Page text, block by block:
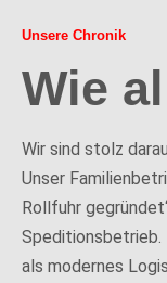
Unsere Chronik
Wie
Wir sind stolz
Unser
Rollfuhr
Speditionsbetrieb.
als modernes